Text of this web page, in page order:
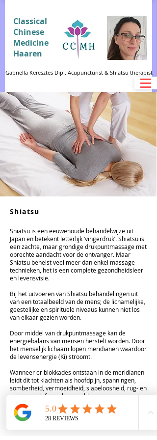
Classical
Chinese
Medicine
Haaren
Gabriella Keresztes Dipl. Acupuncturist & Shiatsu therapist
Shiatsu
Shiatsu is een eeuwenoude behandelwijze uit
Japan en betekent letterlijk ‘vingerdruk’. Shiatsu is
een zachte, maar grondige drukpuntmassage met
oprechte aandacht voor de ontvanger. Maar
Shiatsu behelst veel meer dan enkel massage
technieken, het is een complete gezondheidsleer
en levensvisie.
Bij het uitvoeren van Shiatsu behandelingen uit
van een totaalbeeld van de mens; de lichamelijke,
geestelijke en spirituele niveaus kunnen niet los
van elkaar gezien worden.
Door middel van drukpuntmassage kan de
energiebalans van mensen herstelt worden. Door
het menselijk lichaam lopen meridianen waardoor
de levensenergie (Ki) stroomt.
Wanneer er blokkades ontstaan in de meridianen
leidt dit tot klachten als hoofdpijn, spanningen,
somberheid, vermoeidheid, slapeloosheid, rug- en
spierpijn, stofwisselingsproblemen,
menstruatieproblemen etc.
Met Shiatsu kun je deze blokkades opheffen en de
zelfhelende kracht van de mens aanspreken.